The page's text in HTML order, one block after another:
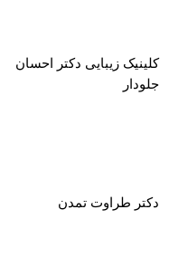
کلینیک زیبایی دکتر احسان
جلودار
دکتر طراوت تمدن